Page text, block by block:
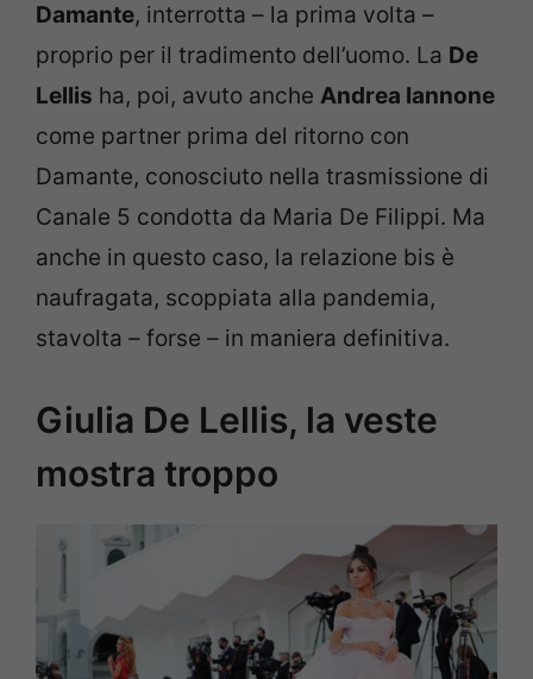
Damante, interrotta – la prima volta –
proprio per il tradimento dell’uomo. La De
Lellis ha, poi, avuto anche Andrea Iannone
come partner prima del ritorno con
Damante, conosciuto nella trasmissione di
Canale 5 condotta da Maria De Filippi. Ma
anche in questo caso, la relazione bis è
naufragata, scoppiata alla pandemia,
stavolta – forse – in maniera definitiva.
Giulia De Lellis, la veste
mostra troppo